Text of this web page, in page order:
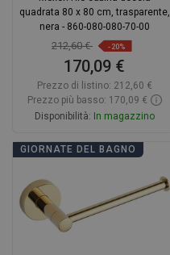
quadrata 80 x 80 cm, trasparente,
nera - 860-080-080-70-00
212,60 € -20%
170,09 €
Prezzo di listino: 212,60 €
Prezzo più basso: 170,09 €
Disponibilità: In magazzino
Aggiungi al carrello
Confrontare
GIORNATE DEL BAGNO